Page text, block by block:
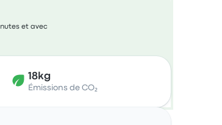
et avec
18kg
Émissions de CO₂